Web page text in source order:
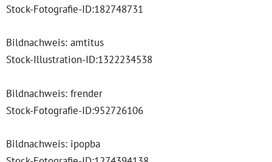
Stock-Fotografie-ID:182748731
Bildnachweis: amtitus
Stock-Illustration-ID:1322234538
Bildnachweis: frender
Stock-Fotografie-ID:952726106
Bildnachweis: ipopba